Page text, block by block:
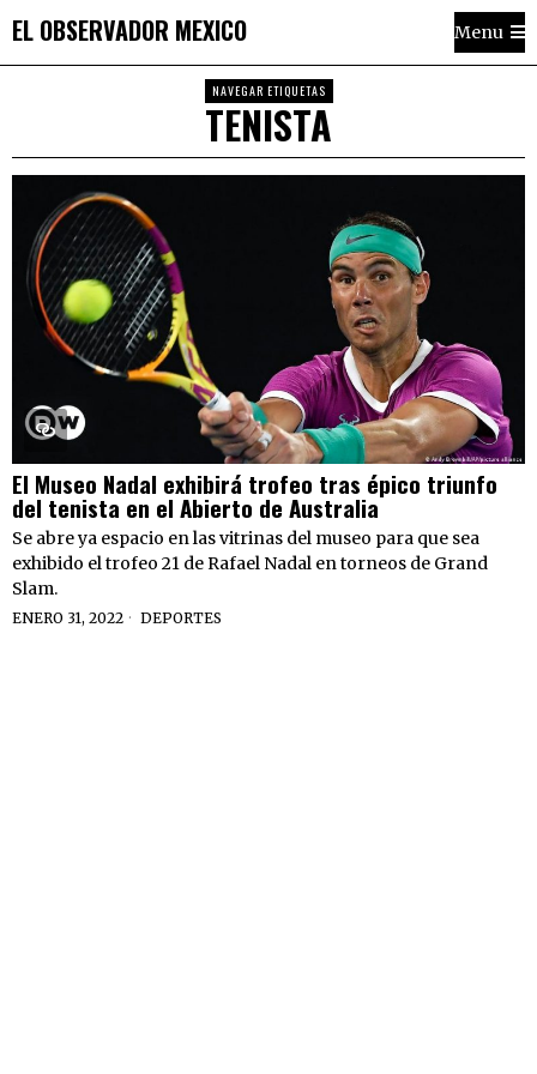
EL OBSERVADOR MEXICO Menu
NAVEGAR ETIQUETAS
TENISTA
El Museo Nadal exhibirá trofeo tras épico triunfo
del tenista en el Abierto de Australia
Se abre ya espacio en las vitrinas del museo para que sea
exhibido el trofeo 21 de Rafael Nadal en torneos de Grand
Slam.
ENERO 31, 2022 DEPORTES